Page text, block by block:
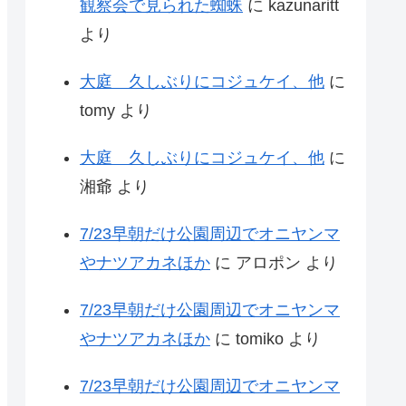
観察会で見られた蜘蛛 に kazunaritt
より
大庭 久しぶりにコジュケイ、他 に
tomy より
大庭 久しぶりにコジュケイ、他 に
湘爺 より
7/23早朝だけ公園周辺でオニヤンマ
やナツアカネほか に アロポン より
7/23早朝だけ公園周辺でオニヤンマ
やナツアカネほか に tomiko より
7/23早朝だけ公園周辺でオニヤンマ